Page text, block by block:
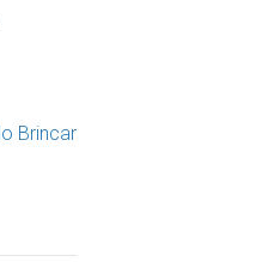
Brincar